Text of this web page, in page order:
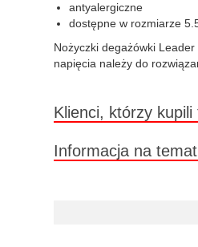
antyalergiczne
dostępne w rozmiarze
Nożyczki degażówki
napięcia należy do
Klienci, którzy
Informacja na